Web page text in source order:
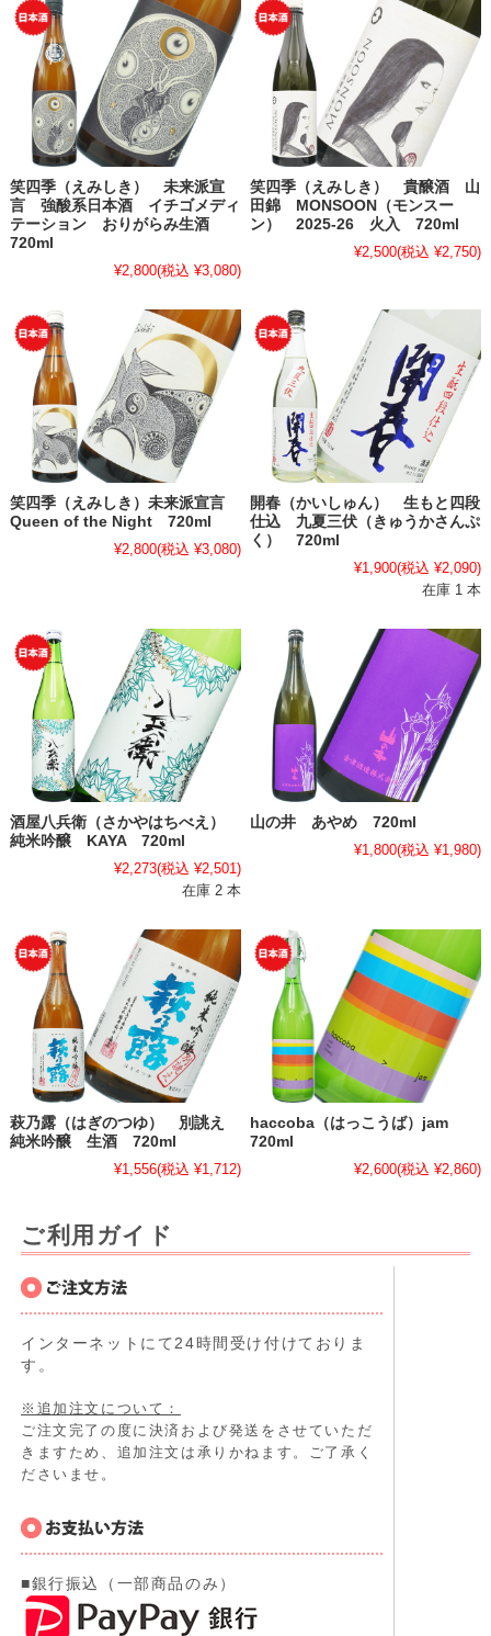
笑四季（えみしき） 未来派宣
言 強酸系日本酒 イチゴメディ
テーション おりがらみ生酒
720ml
¥2,800(税込 ¥3,080)
笑四季（えみしき） 貴醸酒 山
田錦 MONSOON（モンスー
ン） 2025-26 火入 720ml
¥2,500(税込 ¥2,750)
笑四季（えみしき）未来派宣言
Queen of the Night 720ml
¥2,800(税込 ¥3,080)
開春（かいしゅん） 生もと四段
仕込 九夏三伏（きゅうかさんぷ
く） 720ml
¥1,900(税込 ¥2,090)
在庫 1 本
酒屋八兵衛（さかやはちべえ）
純米吟醸 KAYA 720ml
¥2,273(税込 ¥2,501)
在庫 2 本
山の井 あやめ 720ml
¥1,800(税込 ¥1,980)
萩乃露（はぎのつゆ） 別誂え
純米吟醸 生酒 720ml
¥1,556(税込 ¥1,712)
haccoba（はっこうば）jam
720ml
¥2,600(税込 ¥2,860)
ご利用ガイド
インターネットにて24時間受け付けておりま
す。
※追加注文について：
ご注文完了の度に決済および発送をさせていただ
きますため、追加注文は承りかねます。ご了承く
ださいませ。
■銀行振込（一部商品のみ）